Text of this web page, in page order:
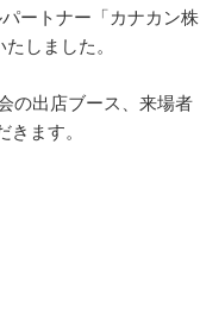
ートナー「カナカン株
しました。
の出店ブース、来場者
ます。